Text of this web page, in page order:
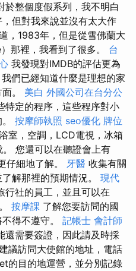
整個度假系列，我不明白
但對我來說並沒有太大作
，1983年，但是從雪佛蘭大
那裡，我看到了很多。 台
我發現對IMDB的評估更為
們已經知道什麼是理想的家
。 美白 外國公司在台分公
特定的程序，這些程序對小
按摩師執照 seo優化 牌位
室，空調，LCD電視，冰箱
您還可以在聽證會上有
仔細地了解。 牙醫 收集有關
解那裡的預期情況。 現代
行社的員工，並且可以在
按摩課 了解您要訪問的國
得不遵守。 記帳士 會計師
還需要簽證，因此請及時採
議訪問大使館的地址，電話
的目的地運營，並分別記錄